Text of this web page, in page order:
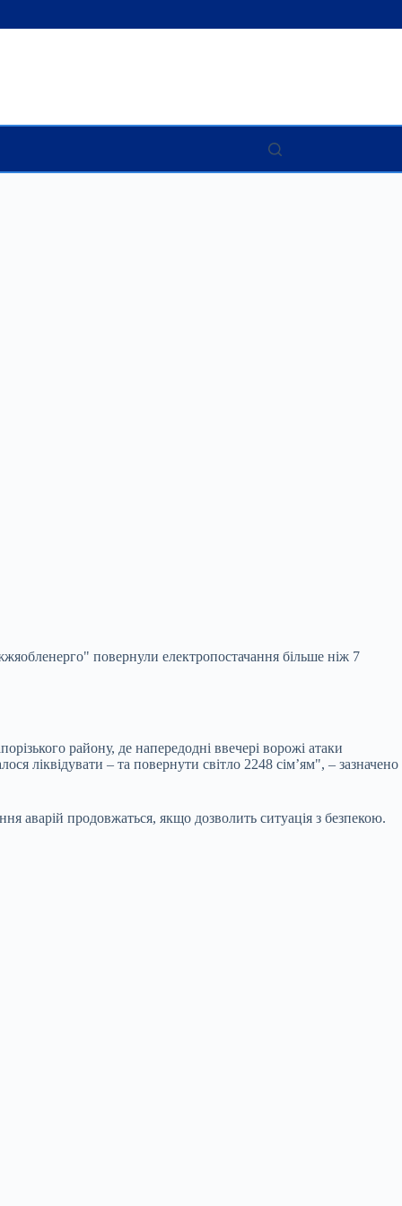
повернули електропостачання більше ніж 7
району, де напередодні ввечері ворожі атаки
ліквідувати – та повернути світло 2248 сім’ям", – зазначено
аварій продовжаться, якщо дозволить ситуація з безпекою.